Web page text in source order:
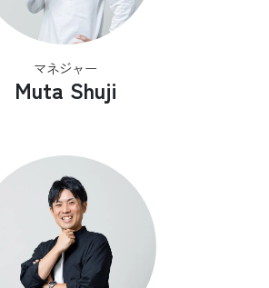
マネジャー
Muta Shuji